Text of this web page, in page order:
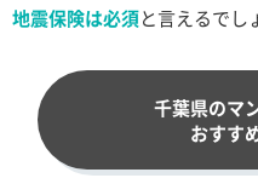
地震保険は必須と言えるでし
千葉県のマ
おすす